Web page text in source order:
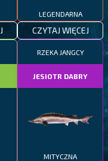
LEGENDARNA
CZYTAJ WIĘCEJ
RZEKA JANGCY
JESIOTR DABRY
MITYCZNA